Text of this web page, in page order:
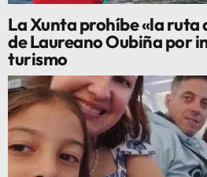
La Xunta prohíbe «la
de Laureano Oubiña por
turismo